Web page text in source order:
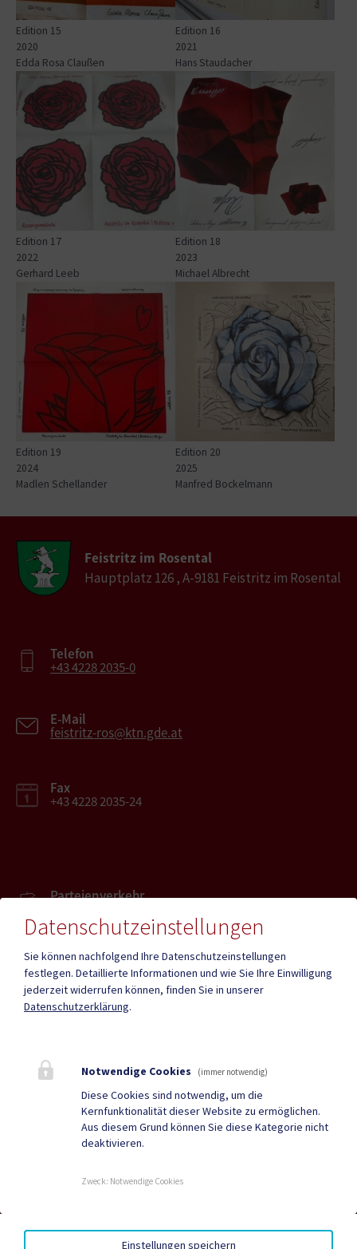
Edition 15
2020
Edda Rosa Claußen
Edition 16
2021
Hans Staudacher
Show larger version for:
Edition 17
2022
Gerhard Leeb
Show larger version for:
Edition 18
2023
Michael Albrecht
Show larger version for:
Edition 19
2024
Madlen Schellander
Show larger version for:
Edition 20
2025
Manfred Bockelmann
Feistritz im Rosental
Hauptplatz 126 , A-9181 Feistritz im Rosental
Telefon
+43 4228 2035-0
E-Mail
feistritz-ros@ktn.gde.at
Fax
+43 4228 2035-24
Parteienverkehr
Amtsstunden
Heute , Geschlossen
Quicklinks
Geko digital Gemeinde-
Tourismus
Neuigkeiten
AMTSSIGNATUR BARRIEREFREIHEIT
Datenschutzeinstellungen
Sie können nachfolgend Ihre Datenschutzeinstellungen
festlegen. Detaillierte Informationen und wie Sie Ihre Einwilligung
jederzeit widerrufen können, finden Sie in unserer
Datenschutzerklärung.
Notwendige Cookies (immer notwendig)
Diese Cookies sind notwendig, um die
Kernfunktionalität dieser Website zu ermöglichen.
Aus diesem Grund können Sie diese Kategorie nicht
deaktivieren.
Zweck: Notwendige Cookies
Einstellungen speichern